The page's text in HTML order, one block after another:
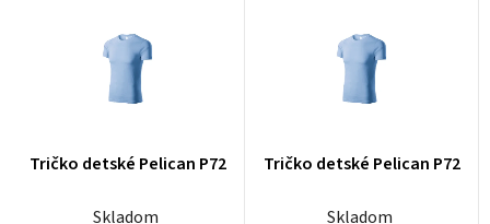
Tričko detské Pelican P72
Skladom
Tričko detské Pelican P72
Skladom